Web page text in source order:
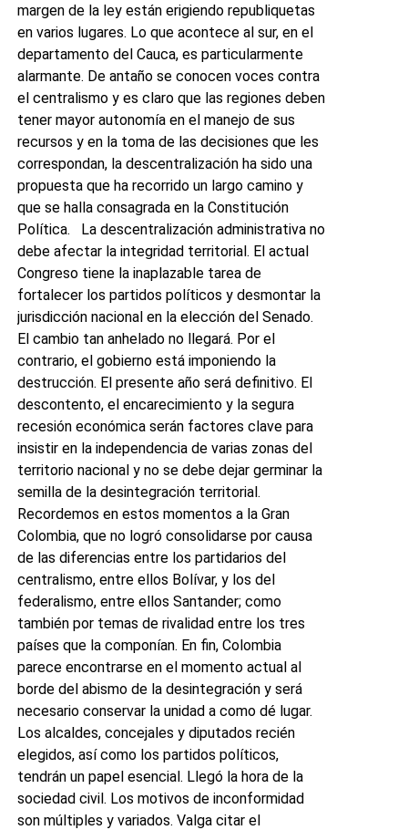
margen de la ley están erigiendo republiquetas
en varios lugares. Lo que acontece al sur, en el
departamento del Cauca, es particularmente
alarmante. De antaño se conocen voces contra
el centralismo y es claro que las regiones deben
tener mayor autonomía en el manejo de sus
recursos y en la toma de las decisiones que les
correspondan, la descentralización ha sido una
propuesta que ha recorrido un largo camino y
que se halla consagrada en la Constitución
Política. La descentralización administrativa no
debe afectar la integridad territorial. El actual
Congreso tiene la inaplazable tarea de
fortalecer los partidos políticos y desmontar la
jurisdicción nacional en la elección del Senado.
El cambio tan anhelado no llegará. Por el
contrario, el gobierno está imponiendo la
destrucción. El presente año será definitivo. El
descontento, el encarecimiento y la segura
recesión económica serán factores clave para
insistir en la independencia de varias zonas del
territorio nacional y no se debe dejar germinar la
semilla de la desintegración territorial.
Recordemos en estos momentos a la Gran
Colombia, que no logró consolidarse por causa
de las diferencias entre los partidarios del
centralismo, entre ellos Bolívar, y los del
federalismo, entre ellos Santander; como
también por temas de rivalidad entre los tres
países que la componían. En fin, Colombia
parece encontrarse en el momento actual al
borde del abismo de la desintegración y será
necesario conservar la unidad a como dé lugar.
Los alcaldes, concejales y diputados recién
elegidos, así como los partidos políticos,
tendrán un papel esencial. Llegó la hora de la
sociedad civil. Los motivos de inconformidad
son múltiples y variados. Valga citar el